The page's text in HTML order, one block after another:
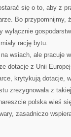
się o to, aby z
Bo przypomnijmy,
wyłącznie
rację bytu.
wsiach, ale pracuje
dotacje z Unii
krytykują dotacje,
zrezygnowała z
polska wieś
zasadniczo